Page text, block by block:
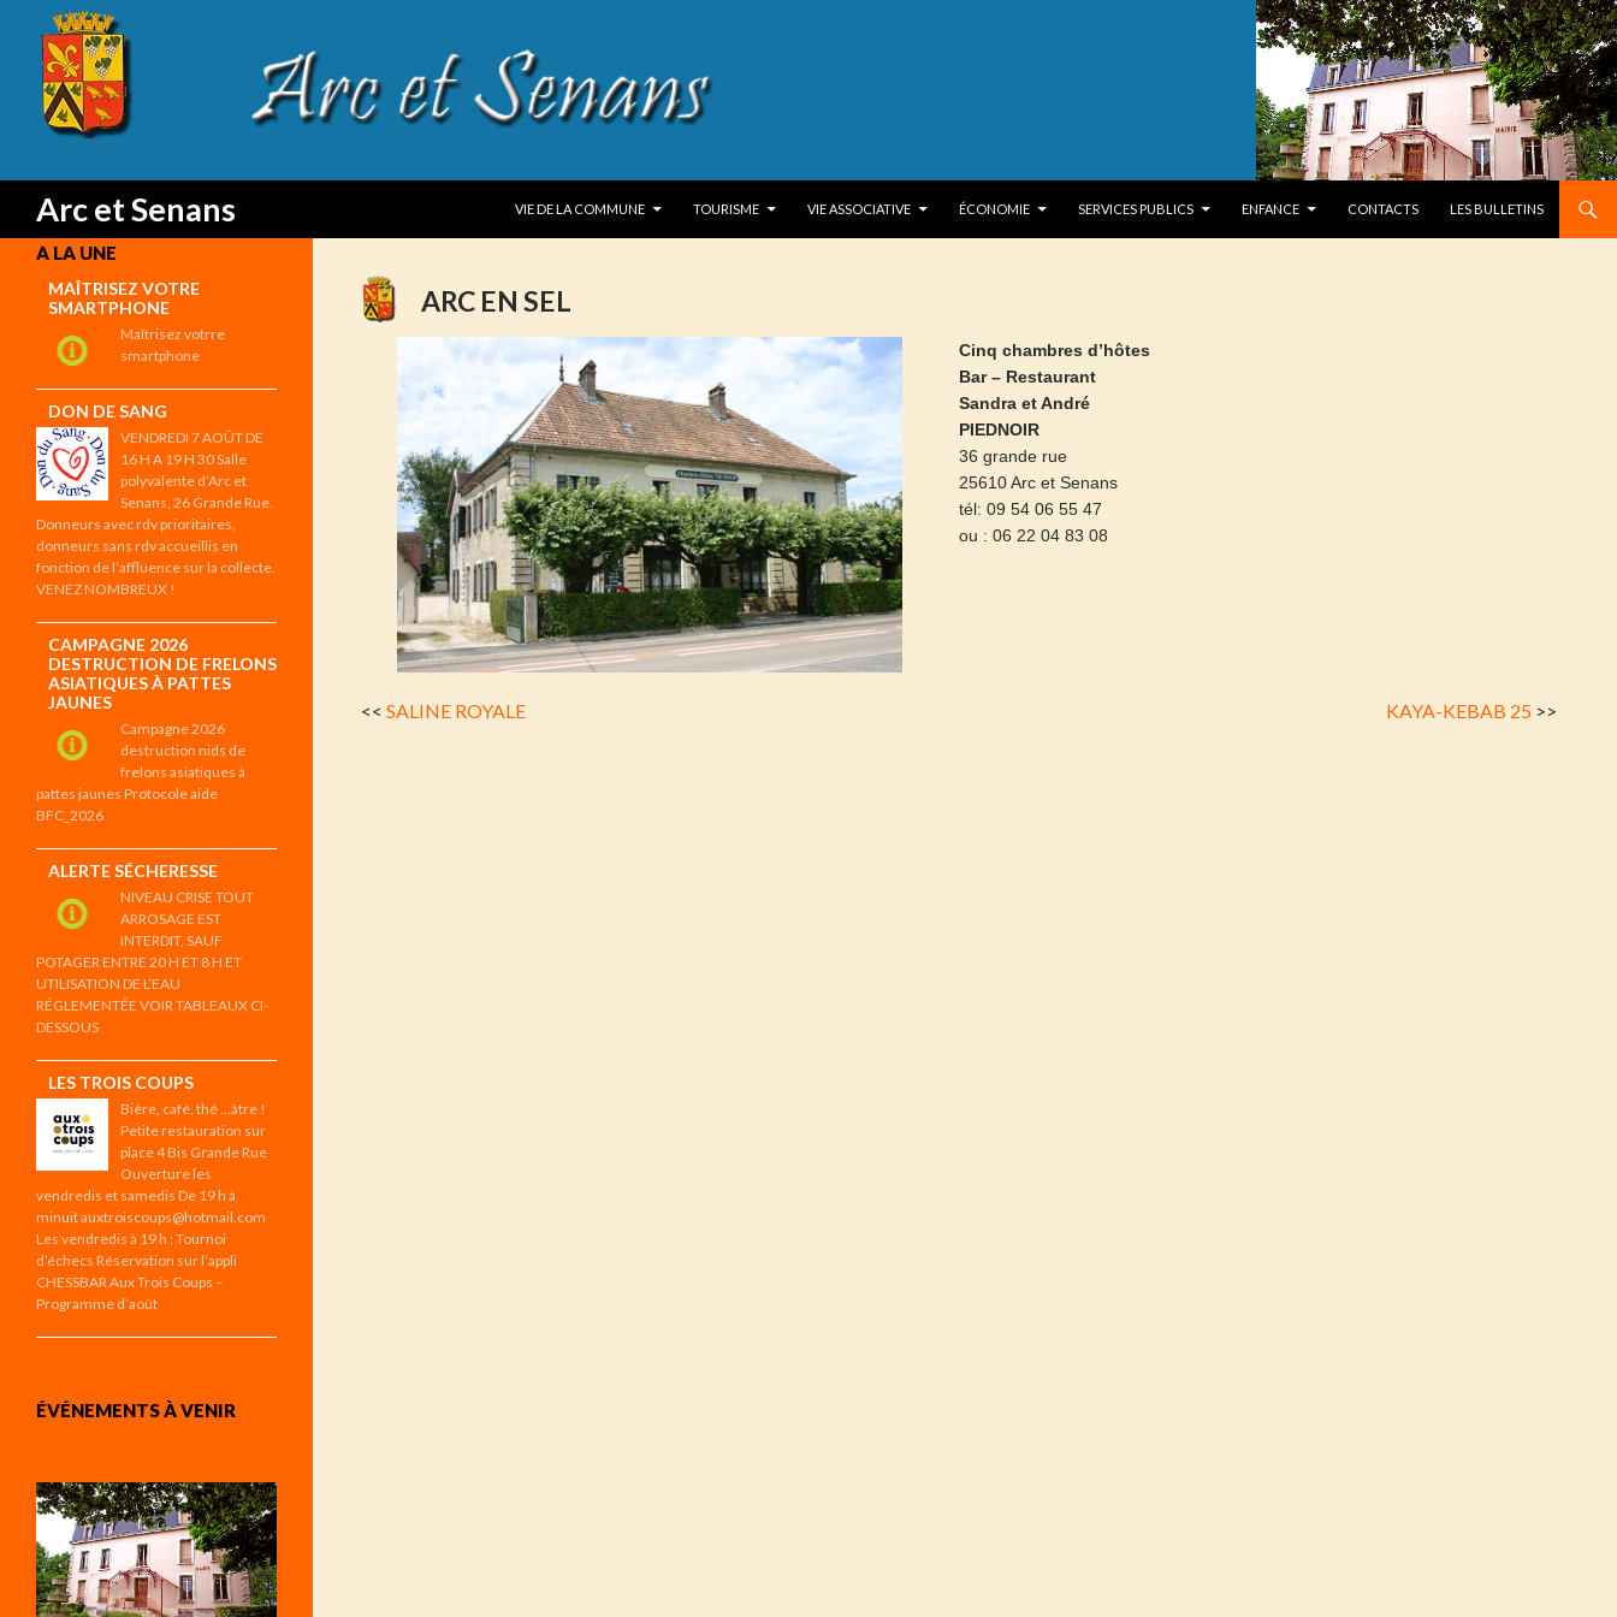
Arc et Senans
Search
VIE DE LA COMMUNE
TOURISME VIE ASSOCIATIVE ÉCONOMIE SERVICES PUBLICS ENFANCE CONTACTS LES BULLETINS
ARC EN SEL
Cinq chambres d’hôtes
Bar – Restaurant
Sandra et André
PIEDNOIR
36 grande rue
25610 Arc et Senans
tél: 09 54 06 55 47
ou : 06 22 04 83 08
<< SALINE ROYALE KAYA-KEBAB 25 >>
A LA UNE
MAÎTRISEZ VOTRE
SMARTPHONE
Maîtrisez votrre
smartphone
DON DE SANG
VENDREDI 7 AOÛT DE
16 H A 19 H 30 Salle
polyvalente d’Arc et
Senans, 26 Grande Rue.
Donneurs avec rdv prioritaires,
donneurs sans rdv accueillis en
fonction de l’affluence sur la collecte.
VENEZ NOMBREUX !
CAMPAGNE 2026
DESTRUCTION DE FRELONS
ASIATIQUES À PATTES
JAUNES
Campagne 2026
destruction nids de
frelons asiatiques à
pattes jaunes Protocole aide
BFC_2026
ALERTE SÉCHERESSE
NIVEAU CRISE TOUT
ARROSAGE EST
INTERDIT, SAUF
POTAGER ENTRE 20 H ET 8 H ET
UTILISATION DE L’EAU
RÉGLEMENTÉE VOIR TABLEAUX CI-
DESSOUS
LES TROIS COUPS
Bière, café, thé …âtre !
Petite restauration sur
place 4 Bis Grande Rue
Ouverture les
vendredis et samedis De 19 h à
minuit auxtroiscoups@hotmail.com
Les vendredis à 19 h : Tournoi
d’échecs Réservation sur l’appli
CHESSBAR Aux Trois Coups –
Programme d’août
ÉVÉNEMENTS À VENIR